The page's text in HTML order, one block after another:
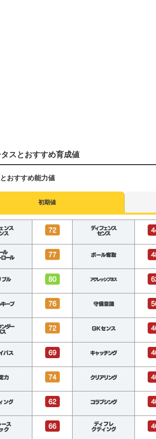
スとおすすめ育成値
おすすめ能力値
初期値